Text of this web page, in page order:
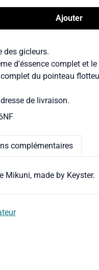
Ajouter
des gicleurs.
d'éssence complet et le
du pointeau
de livraison.
complémentaires
Mikuni, made by Keyster.